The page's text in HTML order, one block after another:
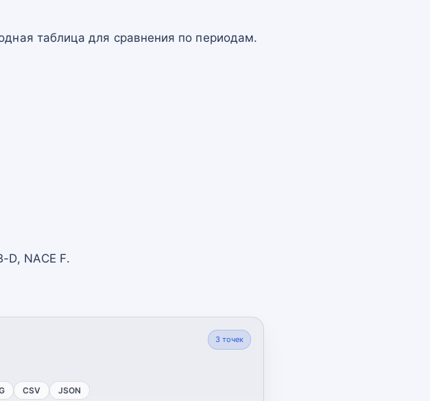
таблица для сравнения по периодам.
D, NACE F.
3точек
CSV JSON